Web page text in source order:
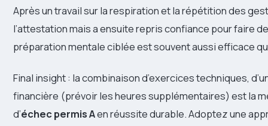
Après un travail sur la respiration et la répétition des
l’attestation mais a ensuite repris confiance pour faire
préparation mentale ciblée est souvent aussi efficace
Final insight : la combinaison d’exercices techniques,
financière (prévoir les heures supplémentaires) est la
d’échec permis Aen réussite durable. Adoptez une